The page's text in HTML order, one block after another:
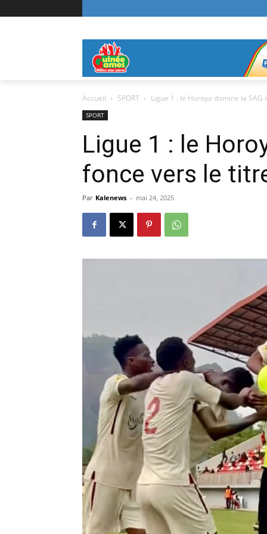
Accueil SPORT Ligue 1 : le Horoya domine la SAG
SPORT
Ligue 1 : le
fonce vers le
Par Kalenews - mai 24, 2025